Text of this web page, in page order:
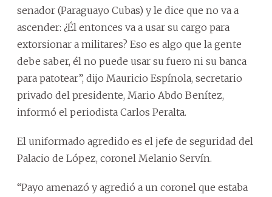
senador (Paraguayo Cubas) y le dice que no va a
ascender: ¿Él entonces va a usar su cargo para
extorsionar a militares? Eso es algo que la gente
debe saber, él no puede usar su fuero ni su banca
para patotear”, dijo Mauricio Espínola, secretario
privado del presidente, Mario Abdo Benítez,
informó el periodista Carlos Peralta.
El uniformado agredido es el jefe de seguridad del
Palacio de López, coronel Melanio Servín.
“Payo amenazó y agredió a un coronel que estaba